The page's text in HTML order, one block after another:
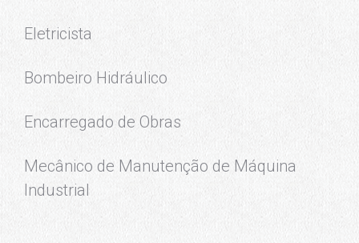
Eletricista
Bombeiro Hidráulico
Encarregado de Obras
Mecânico de Manutenção de Máquina
Industrial